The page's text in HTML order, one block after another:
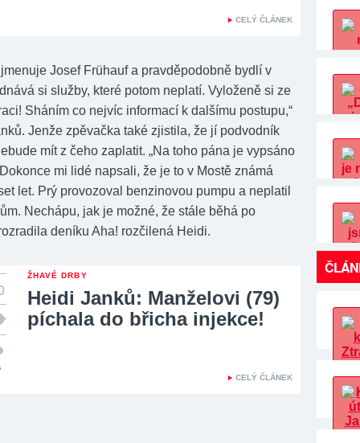
CELÝ ČLÁNEK
jmenuje Josef Frühauf a pravděpodobně bydlí v
si služby, které potom neplatí. Vyloženě si ze
Sháním co nejvíc informací k dalšímu postupu,“
Jenže zpěvačka také zjistila, že jí podvodník
mít z čeho zaplatit. „Na toho pána je vypsáno
mi lidé napsali, že je to v Mostě známá
let. Prý provozoval benzinovou pumpu a neplatil
Nechápu, jak je možné, že stále běhá po
deníku Aha! rozčilená Heidi.
ŽHAVÉ DRBY
Heidi Janků: Manželovi (79)
píchala do břicha injekce!
CELÝ ČLÁNEK